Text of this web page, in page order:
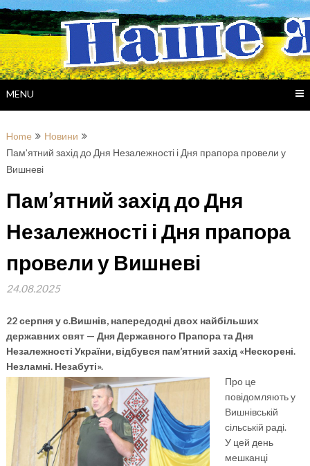
Skip
to
content
MENU
Home
Новини
Пам’ятний захід до Дня Незалежності і Дня прапора провели у
Вишневі
Пам’ятний захід до Дня
Незалежності і Дня прапора
провели у Вишневі
24.08.2025
22 серпня у с.Вишнів, напередодні двох найбільших
державних свят — Дня Державного Прапора та Дня
Незалежності України, відбувся пам’ятний захід «Нескорені.
Незламні. Незабуті».
Про це
повідомляють у
Вишнівській
сільській раді.
У цей день
мешканці